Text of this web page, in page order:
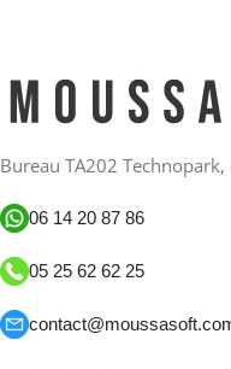
Bureau TA202
06 14 20 87 86
05 25 62 62 25